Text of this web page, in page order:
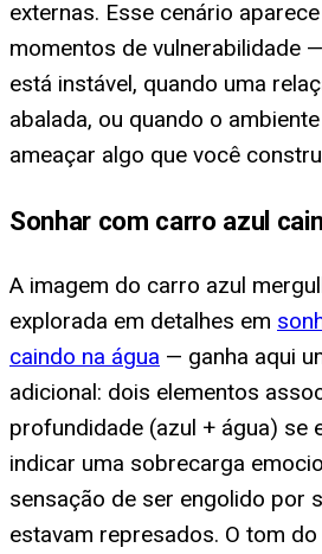
externas. Esse cenário
momentos de vulnerabilidade
está instável, quando uma
abalada, ou quando o
ameaçar algo que você
Sonhar com carro azul
A imagem do carro azul
explorada em detalhes em
caindo na água — ganha aqui
adicional: dois elementos
profundidade (azul + água) se
indicar uma sobrecarga
sensação de ser engolido por
estavam represados. O tom